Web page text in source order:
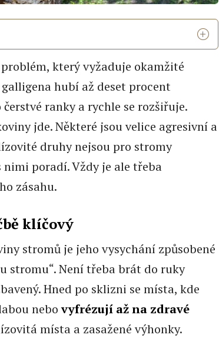
který vyžaduje okamžité
hubí až deset procent
ranky a rychle se rozšiřuje.
jde. Některé jsou velice agresivní a
druhy nejsou pro stromy
nimi poradí. Vždy je ale třeba
zásahu.
klíčový
stromů je jeho vysychání způsobené
stromu“. Není třeba brát do ruky
Hned po sklizni se místa, kde
nebovyfrézují až na zdravé
místa a zasažené výhonky.